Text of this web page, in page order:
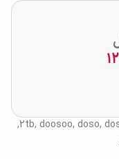
2tb, doosoo, doso,
,